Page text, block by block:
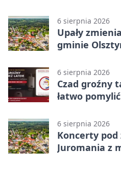
6 sierpnia 2026
Upały
gminie
6 sierpnia 2026
Czad groźny
łatwo
6 sierpnia 2026
Koncerty
Juromania z